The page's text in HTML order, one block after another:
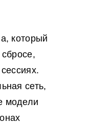
который
сеть,
модели